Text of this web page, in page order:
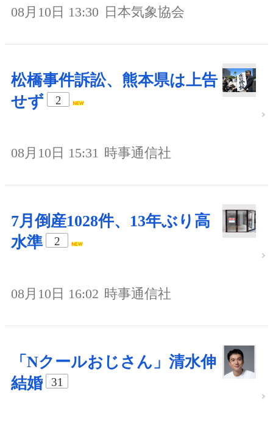
08月10日 13:30 日本気象協会
松橋事件訴訟、熊本県は上告
せず
2
08月10日 15:31 時事通信社
7月倒産1028件、13年ぶり高
水準
2
08月10日 16:02 時事通信社
「Nクールおじさん」清水伸
結婚
31